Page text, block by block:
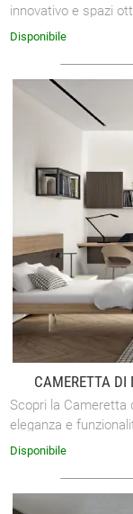
innovativo e spazi
Disponibile
CAMERETTA DI
Scopri la Cameretta
eleganza e
Disponibile